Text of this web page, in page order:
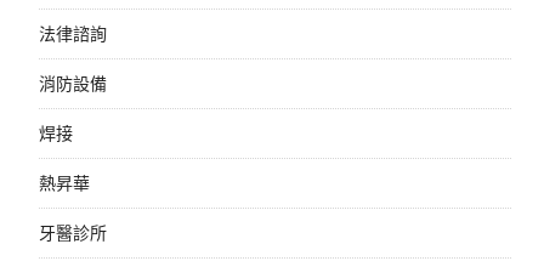
法律諮詢
消防設備
焊接
熱昇華
牙醫診所